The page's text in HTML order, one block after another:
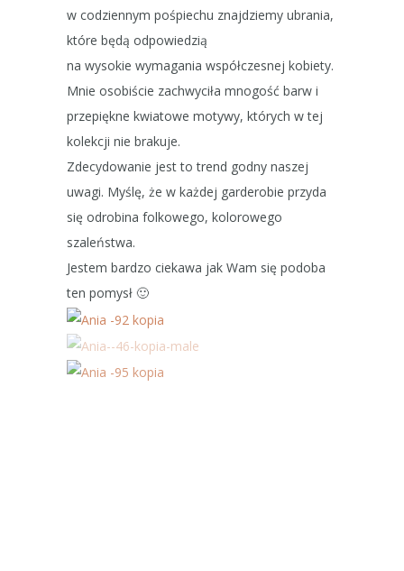
w codziennym pośpiechu znajdziemy ubrania,
które będą odpowiedzią
na wysokie wymagania współczesnej kobiety.
Mnie osobiście zachwyciła mnogość barw i
przepiękne kwiatowe motywy, których w tej
kolekcji nie brakuje.
Zdecydowanie jest to trend godny naszej
uwagi. Myślę, że w każdej garderobie przyda
się odrobina folkowego, kolorowego
szaleństwa.
Jestem bardzo ciekawa jak Wam się podoba
ten pomysł 🙂